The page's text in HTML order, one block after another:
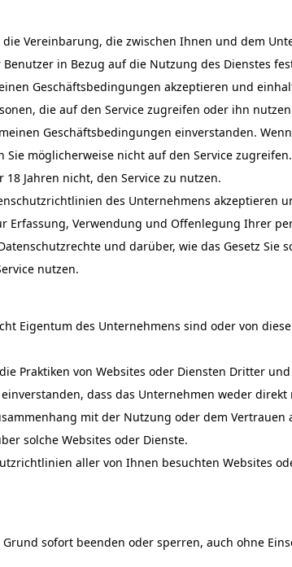
Vereinbarung, die zwischen Ihnen und dem
in Bezug auf die Nutzung des Dienstes
Geschäftsbedingungen akzeptieren und
die auf den Service zugreifen oder ihn
Geschäftsbedingungen einverstanden.
möglicherweise nicht auf den Service zugreifen.
Jahren nicht, den Service zu nutzen.
des Unternehmens akzeptieren
Erfassung, Verwendung und Offenlegung Ihrer
und darüber, wie das Gesetz Sie
nutzen.
Eigentum des Unternehmens sind oder von
Praktiken von Websites oder Diensten Dritter und
dass das Unternehmen weder direkt
mit der Nutzung oder dem Vertrauen
solche Websites oder Dienste.
aller von Ihnen besuchten Websites
sofort beenden oder sperren, auch ohne